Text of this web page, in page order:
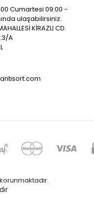
Cumartesi 09:00 -
ulaşabilirsiniz.
KİRAZLI CD.
A